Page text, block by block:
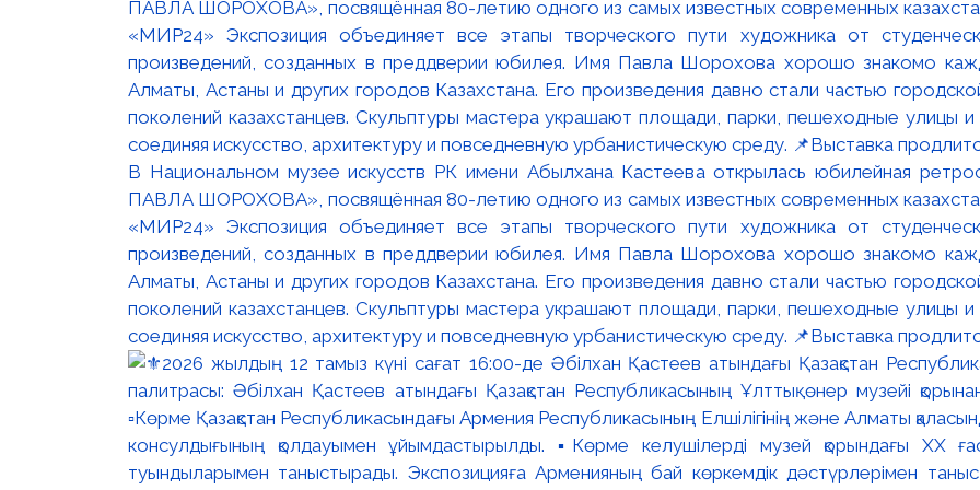
В Национальном музее искусств РК имени Абылхана Кастеева открылась юбилейная
ПАВЛА ШОРОХОВА», посвящённая 80-летию одного из самых известных современных
«МИР24» Экспозиция объединяет все этапы творческого пути художника от
произведений, созданных в преддверии юбилея. Имя Павла Шорохова хорошо знакомо
Алматы, Астаны и других городов Казахстана. Его произведения давно стали частью
поколений казахстанцев. Скульптуры мастера украшают площади, парки, пешеходные улицы
соединяя искусство, архитектуру и повседневную урбанистическую среду. 📌Выставка